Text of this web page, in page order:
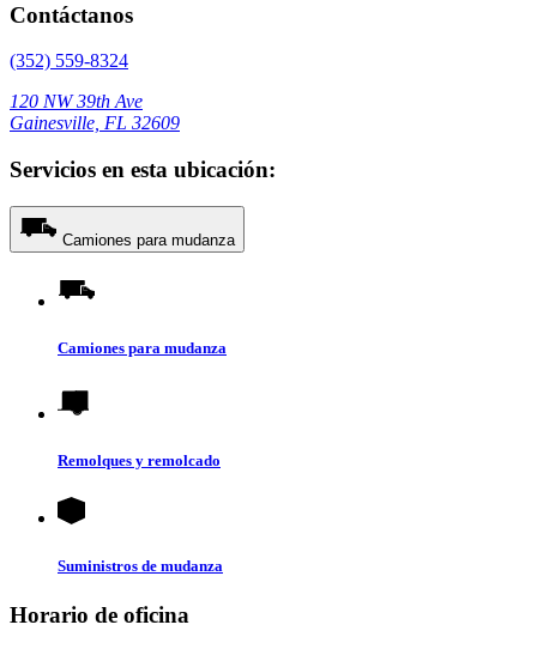
Contáctanos
(352) 559-8324
120 NW 39th Ave
Gainesville, FL 32609
Servicios en esta ubicación:
Camiones para mudanza
Camiones para mudanza
Remolques y remolcado
Suministros de mudanza
Horario de oficina